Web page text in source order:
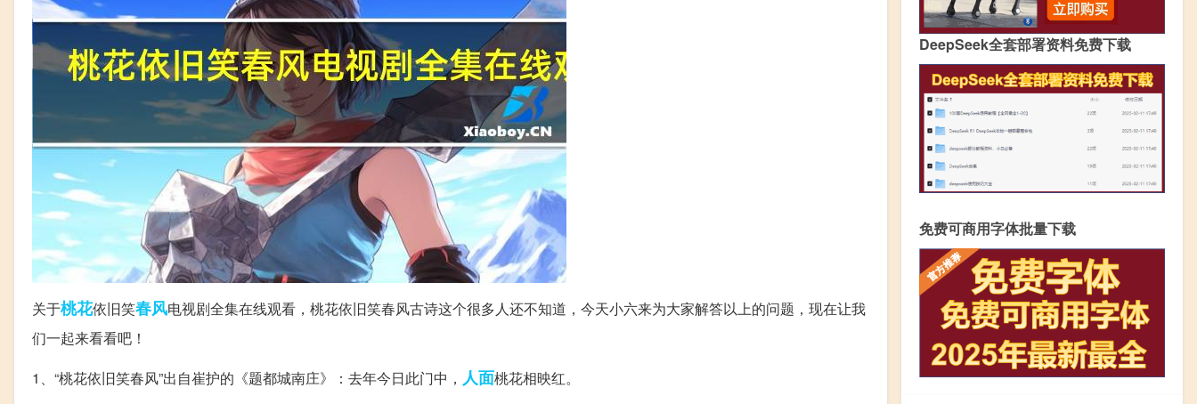
关于桃花依旧笑春风电视剧全集在线观看，桃花依旧笑春风古诗这个很多人还不知道，今天小六来为大家解答以上的问题，现在让我
们一起来看看吧！
1、“桃花依旧笑春风”出自崔护的《题都城南庄》：去年今日此门中， 人面桃花相映红。
DeepSeek全套部署资料免费下载
免费可商用字体批量下载